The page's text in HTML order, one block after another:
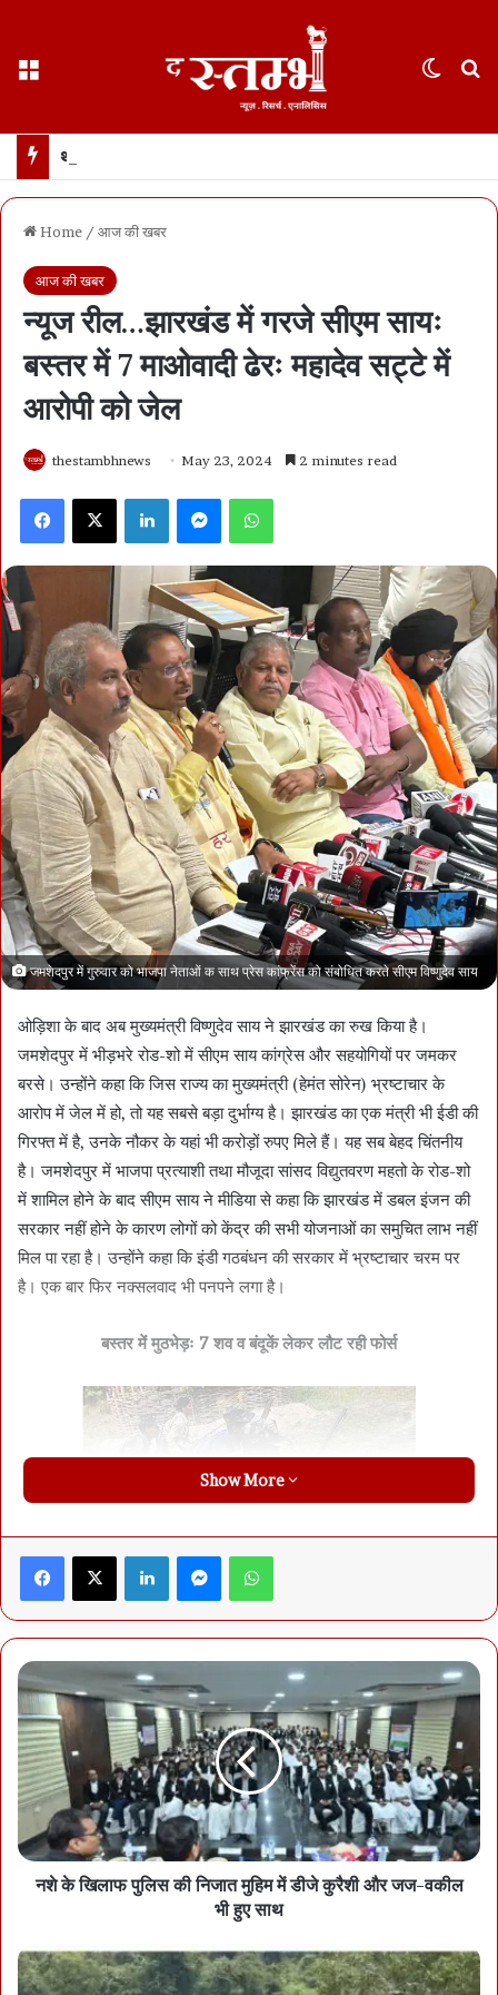
Home / आज की खबर
आज की खबर
न्यूज रील…झारखंड में गरजे सीएम सायः
बस्तर में 7 माओवादी ढेरः महादेव सट्टे में
आरोपी को जेल
thestambhnews May 23, 2024 2 minutes read
Facebook X LinkedIn
जमशेदपुर में गुरुवार को भाजपा नेताओं क साथ प्रेस कांफ्रेंस को संबोधित करते सीएम विष्णुदेव साय
ओड़िशा के बाद अब मुख्यमंत्री विष्णुदेव साय ने झारखंड का रुख किया है।
जमशेदपुर में भीड़भरे रोड-शो में सीएम साय कांग्रेस और सहयोगियों पर जमकर
बरसे। उन्होंने कहा कि जिस राज्य का मुख्यमंत्री (हेमंत सोरेन) भ्रष्टाचार के
आरोप में जेल में हो, तो यह सबसे बड़ा दुर्भाग्य है। झारखंड का एक मंत्री भी ईडी की
गिरफ्त में है, उनके नौकर के यहां भी करोड़ों रुपए मिले हैं। यह सब बेहद चिंतनीय
है। जमशेदपुर में भाजपा प्रत्याशी तथा मौजूदा सांसद विद्युतवरण महतो के रोड-शो
में शामिल होने के बाद सीएम साय ने मीडिया से कहा कि झारखंड में डबल इंजन की
सरकार नहीं होने के कारण लोगों को केंद्र की सभी योजनाओं का समुचित लाभ नहीं
मिल पा रहा है। उन्होंने कहा कि इंडी गठबंधन की सरकार में भ्रष्टाचार चरम पर
है। एक बार फिर नक्सलवाद भी पनपने लगा है।
बस्तर में मुठभेड़ः 7 शव व बंदूकें लेकर लौट रही फोर्स
नारायणपुर और बीजापुर के सरहदी जंगलों रेकावाया-कोरोवाय में सर्चिंग कर रही
फोर्स को गुरुवार को बड़ी कामयाबी मिली, जब माओवादियों से आमना-सामना हो
गया। फोर्स की ताबड़तोड़ जवाबी हमले में 7 माओवादी मारे गए और कई घायल हो
गए। रुक-रुककर चली इस मुठभेड़ के बाद माओवादी भाग निकले हैं। हालांकि वहां
शक में कुछ लोगों की गिरफ्तारी की भी सूचना है। मुठभेड़ के बाद फोर्स 7
माओवादियों के शव और उनके पास मिली 7 बंदूकें लेकर लौट रही है। सूत्रों के
मुताबिक मारे गए माओवादियों में एक कमांडर स्तर का है, लेकिन शव की पहचान के
बाद ही कुछ कहा जा सकेगा।
महादेव बुकः बर्खास्त सिपाही को रिमांड पर जेल भेजा
Show More
Facebook X LinkedIn
नशे के खिलाफ पुलिस की निजात मुहिम में डीजे कुरैशी और जज-वकील
भी हुए साथ